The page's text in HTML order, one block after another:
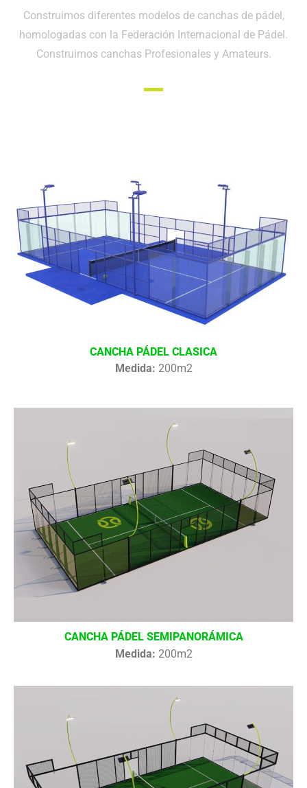
Construimos diferentes modelos de canchas de pádel,
homologadas con la Federación Internacional de Pádel.
Construimos canchas Profesionales y Amateurs.
CANCHA PÁDEL CLASICA
Medida: 200m2
CANCHA PÁDEL SEMIPANORÁMICA
Medida: 200m2